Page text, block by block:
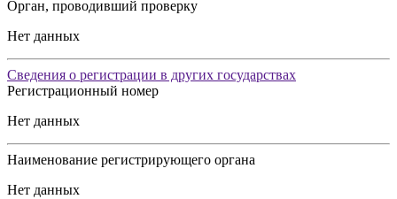
Орган, проводивший проверку
Нет данных
Сведения о регистрации в других государствах
Регистрационный номер
Нет данных
Наименование регистрирующего органа
Нет данных